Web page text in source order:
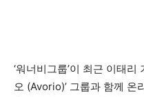
‘워너비그룹’이 최근 이태리
오 (Avorio)’ 그룹과 함께 온